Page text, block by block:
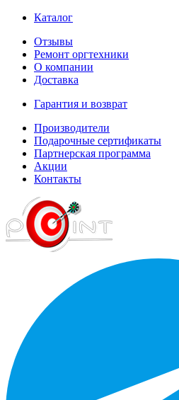
Каталог
Отзывы
Ремонт оргтехники
О компании
Доставка
Гарантия и возврат
Производители
Подарочные сертификаты
Партнерская программа
Акции
Контакты